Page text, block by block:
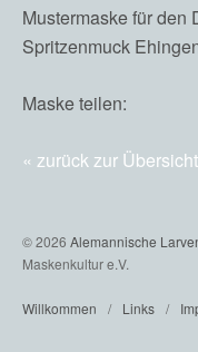
Mustermaske für den
Spritzenmuck
Maske teilen:
zurück zur Übersicht
© 2026 Alemannische
Maskenkultur e.V.
Willkommen Links